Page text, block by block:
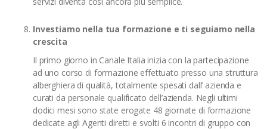
Investiamo nella tua formazione e ti seguiamo nella
crescita
Il primo giorno in Canale Italia inizia con la partecipazione
ad uno corso di formazione effettuato presso una struttura
alberghiera di qualità, totalmente spesati dall’ azienda e
curati da personale qualificato dell’azienda. Negli ultimi
dodici mesi sono state erogate 48 giornate di formazione
dedicate agli Agenti diretti e svolti 6 incontri di gruppo con